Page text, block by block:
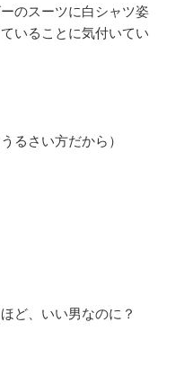
のスーツに白シャツ姿
いることに気付いてい
るさい方だから）
ど、いい男なのに？